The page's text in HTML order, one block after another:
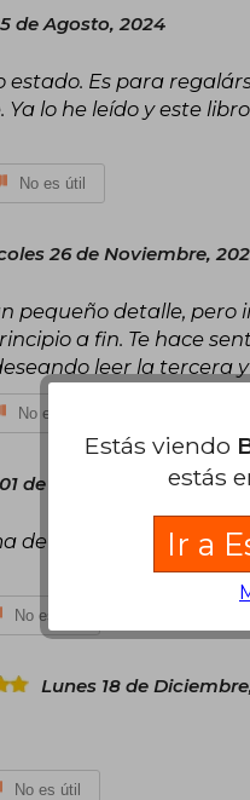
de Agosto, 2024
Es para
Ya lo he leído y este
No es útil
26 de Noviembre,
pequeño detalle, pero
a fin. Te hace
leer la tercera
No es útil
de Agosto, 2023
de narrar de esta
No es útil
Lunes 18 de
No es útil
Estás viendo
estás
Ir a